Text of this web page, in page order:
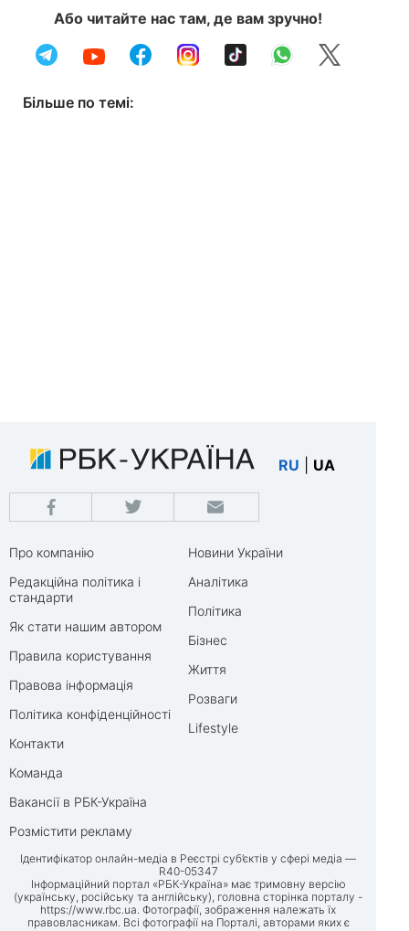
Або читайте нас там, де вам зручно!
Більше по темі:
RU UA
Про компанію
Редакційна політика і
стандарти
Як стати нашим автором
Правила користування
Правова інформація
Політика конфіденційності
Контакти
Команда
Вакансії в РБК-Україна
Розмістити рекламу
Новини України
Аналітика
Політика
Бізнес
Життя
Розваги
Lifestyle
Ідентифікатор онлайн-медіа в Реєстрі суб’єктів у сфері медіа —
R40-05347
Інформаційний портал «РБК-Україна» має тримовну версію
(українську, російську та англійську), головна сторінка порталу -
https://www.rbc.ua. Фотографії, зображення належать їх
правовласникам. Всі фотографії на Порталі, авторами яких є